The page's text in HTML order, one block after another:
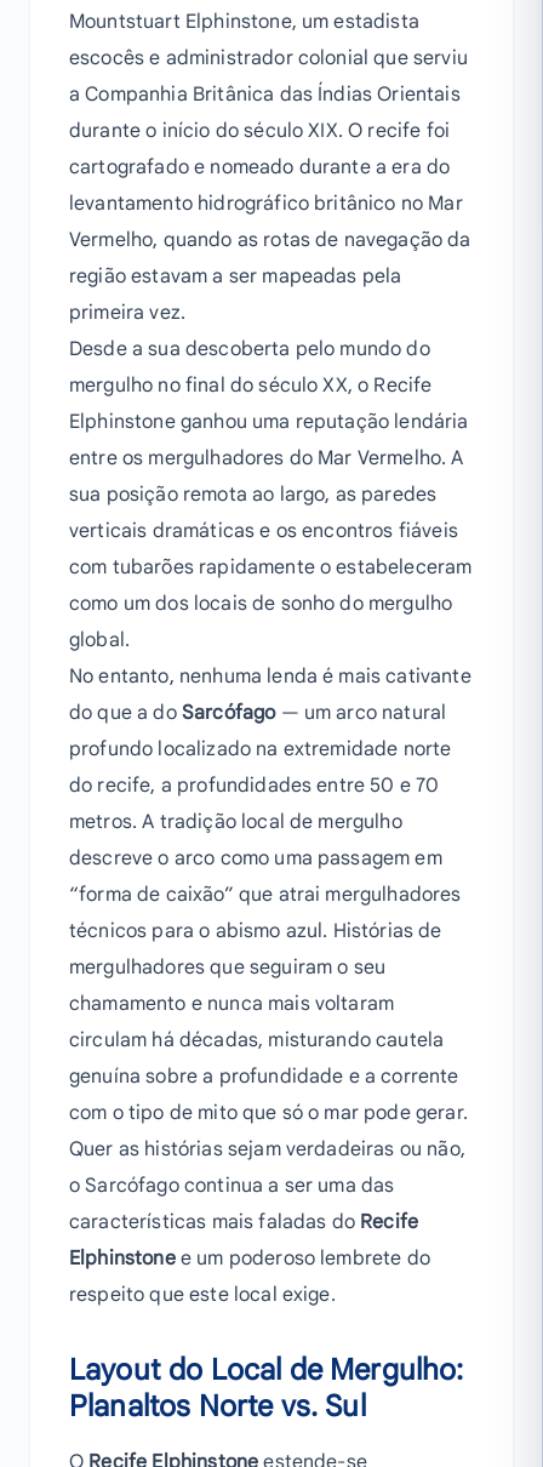
Mountstuart Elphinstone, um estadista
escocês e administrador colonial que serviu
a Companhia Britânica das Índias Orientais
durante o início do século XIX. O recife foi
cartografado e nomeado durante a era do
levantamento hidrográfico britânico no Mar
Vermelho, quando as rotas de navegação da
região estavam a ser mapeadas pela
primeira vez.
Desde a sua descoberta pelo mundo do
mergulho no final do século XX, o Recife
Elphinstone ganhou uma reputação lendária
entre os mergulhadores do Mar Vermelho. A
sua posição remota ao largo, as paredes
verticais dramáticas e os encontros fiáveis
com tubarões rapidamente o estabeleceram
como um dos locais de sonho do mergulho
global.
No entanto, nenhuma lenda é mais cativante
do que a do Sarcófago— um arco natural
profundo localizado na extremidade norte
do recife, a profundidades entre 50 e 70
metros. A tradição local de mergulho
descreve o arco como uma passagem em
“forma de caixão” que atrai mergulhadores
técnicos para o abismo azul. Histórias de
mergulhadores que seguiram o seu
chamamento e nunca mais voltaram
circulam há décadas, misturando cautela
genuína sobre a profundidade e a corrente
com o tipo de mito que só o mar pode gerar.
Quer as histórias sejam verdadeiras ou não,
o Sarcófago continua a ser uma das
características mais faladas do Recife
Elphinstonee um poderoso lembrete do
respeito que este local exige.
Layout do Local de Mergulho:
Planaltos Norte vs. Sul